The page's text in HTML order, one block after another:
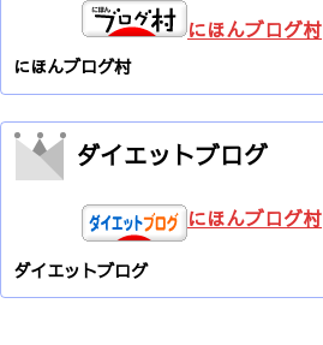
にほんブログ村
にほんブログ村
ダイエットブログ
にほんブログ村
ダイエットブログ